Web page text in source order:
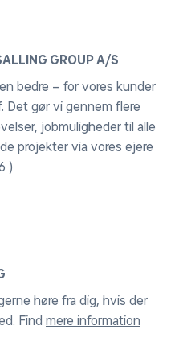
GROUP A/S
bedre – for vores kunder
Det gør vi gennem flere
jobmuligheder til alle
projekter via vores ejere
)
høre fra dig, hvis der
Find mere information